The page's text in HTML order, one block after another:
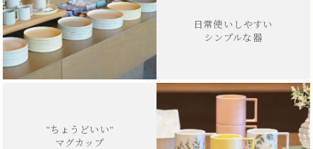
日常使いしやすい
シンプルな器
"ちょうどいい"
マグカップ